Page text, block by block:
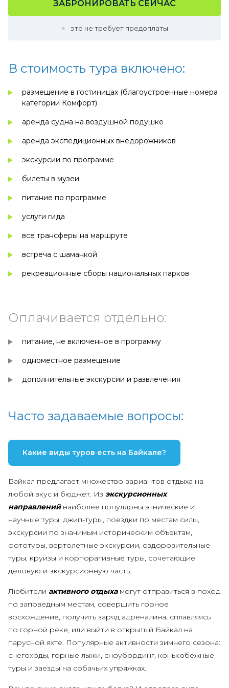
ЗАБРОНИРОВАТЬ СЕЙЧАС
это не требует предоплаты
В стоимость тура включено:
размещение в гостиницах (благоустроенные номера
категории Комфорт)
аренда судна на воздушной подушке
аренда экспедиционных внедорожников
экскурсии по программе
билеты в музеи
питание по программе
услуги гида
все трансферы на маршруте
встреча с шаманкой
рекреационные сборы национальных парков
Оплачивается отдельно:
питание, не включенное в программу
одноместное размещение
дополнительные экскурсии и развлечения
Часто задаваемые вопросы:
Какие виды туров есть на Байкале?
Байкал предлагает множество вариантов отдыха на
любой вкус и бюджет. Из экскурсионных
направленийнаиболее популярны этнические и
научные туры, джип-туры, поездки по местам силы,
экскурсии по значимым историческим объектам,
фототуры, вертолетные экскурсии, оздоровительные
туры, круизы и корпоративные туры, сочетающие
деловую и экскурсионную часть.
Любители активного отдыхамогут отправиться в поход
по заповедным местам, совершить горное
восхождение, получить заряд адреналина, сплавляясь
по горной реке, или выйти в открытый Байкал на
парусной яхте. Популярные активности зимнего сезона:
снегоходы, горные лыжи, сноубординг, конькобежные
туры и заезды на собачьих упряжках.